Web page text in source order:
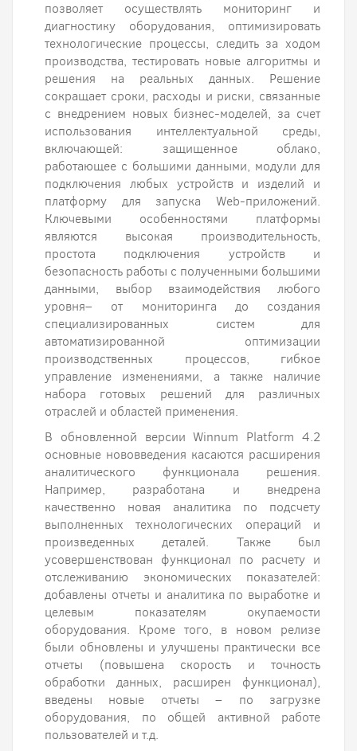
позволяет осуществлять мониторинг и
диагностику оборудования, оптимизировать
технологические процессы, следить за ходом
производства, тестировать новые алгоритмы и
решения на реальных данных. Решение
сокращает сроки, расходы и риски, связанные
с внедрением новых бизнес-моделей, за счет
использования интеллектуальной среды,
включающей: защищенное облако,
работающее с большими данными, модули для
подключения любых устройств и изделий и
платформу для запуска Web-приложений.
Ключевыми особенностями платформы
являются высокая производительность,
простота подключения устройств и
безопасность работы с полученными большими
данными, выбор взаимодействия любого
уровня– от мониторинга до создания
специализированных систем для
автоматизированной оптимизации
производственных процессов, гибкое
управление изменениями, а также наличие
набора готовых решений для различных
отраслей и областей применения.
В обновленной версии Winnum Platform 4.2
основные нововведения касаются расширения
аналитического функционала решения.
Например, разработана и внедрена
качественно новая аналитика по подсчету
выполненных технологических операций и
произведенных деталей. Также был
усовершенствован функционал по расчету и
отслеживанию экономических показателей:
добавлены отчеты и аналитика по выработке и
целевым показателям окупаемости
оборудования. Кроме того, в новом релизе
были обновлены и улучшены практически все
отчеты (повышена скорость и точность
обработки данных, расширен функционал),
введены новые отчеты – по загрузке
оборудования, по общей активной работе
пользователей и т.д.